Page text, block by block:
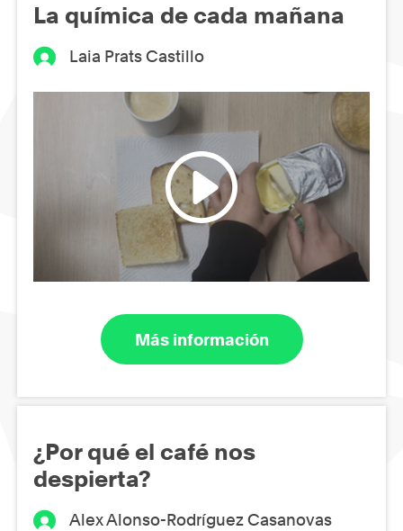
La química de cada mañana
Laia Prats Castillo
Más información
¿Por qué el café nos
despierta?
Alex Alonso-Rodríguez Casanovas